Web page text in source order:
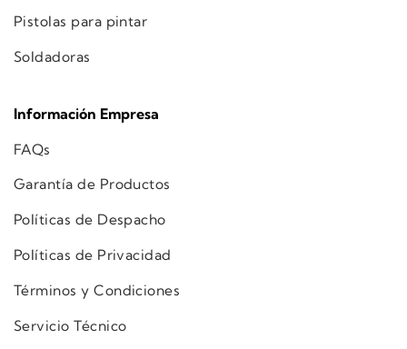
Pistolas para pintar
Soldadoras
Información Empresa
FAQs
Garantía de Productos
Políticas de Despacho
Políticas de Privacidad
Términos y Condiciones
Servicio Técnico